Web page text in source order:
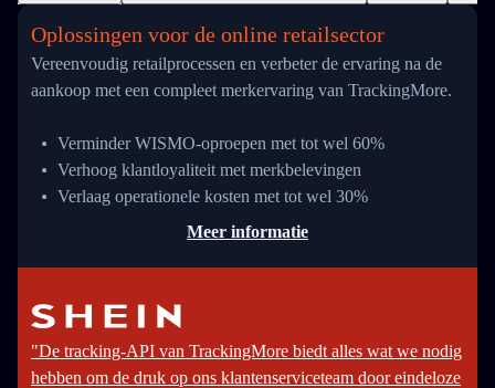
Oplossingen voor de online retailsector
Vereenvoudig retailprocessen en verbeter de ervaring na de
aankoop met een compleet merkervaring van TrackingMore.
Verminder WISMO-oproepen met tot wel 60%
Verhoog klantloyaliteit met merkbelevingen
Verlaag operationele kosten met tot wel 30%
Meer informatie
"De tracking-API van TrackingMore biedt alles wat we nodig
hebben om de druk op ons klantenserviceteam door eindeloze